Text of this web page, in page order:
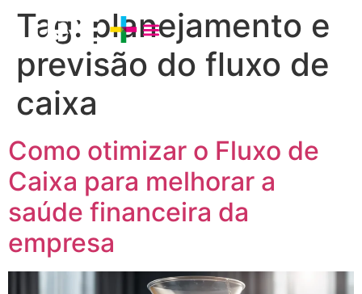
Tag: planejamento e
previsão do fluxo de
caixa
Como otimizar o Fluxo de
Caixa para melhorar a
saúde financeira da
empresa